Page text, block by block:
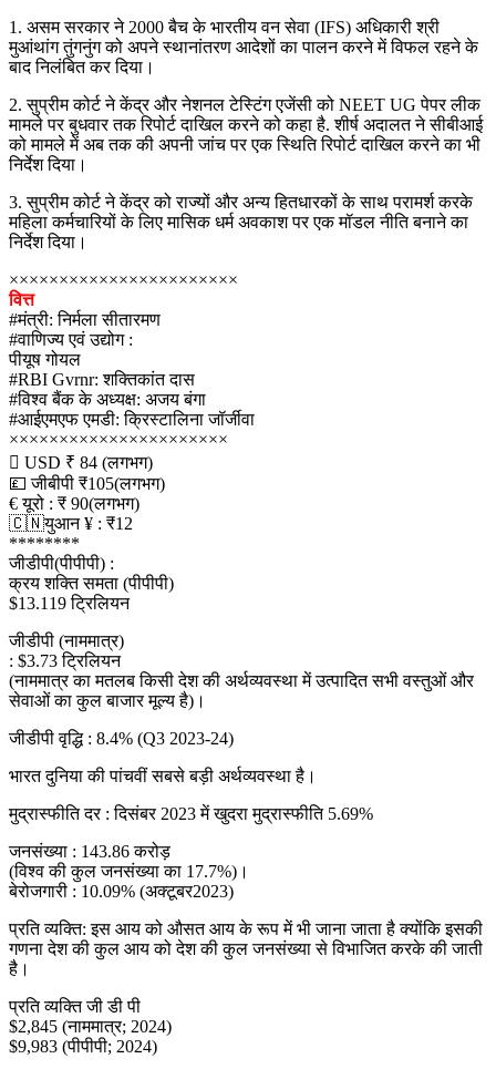
1. असम सरकार ने 2000 बैच के भारतीय वन सेवा (IFS) अधिकारी श्री
मुआंथांग तुंगनुंग को अपने स्थानांतरण आदेशों का पालन करने में विफल रहने के
बाद निलंबित कर दिया।
2. सुप्रीम कोर्ट ने केंद्र और नेशनल टेस्टिंग एजेंसी को NEET UG पेपर लीक
मामले पर बुधवार तक रिपोर्ट दाखिल करने को कहा है. शीर्ष अदालत ने सीबीआई
को मामले में अब तक की अपनी जांच पर एक स्थिति रिपोर्ट दाखिल करने का भी
निर्देश दिया।
3. सुप्रीम कोर्ट ने केंद्र को राज्यों और अन्य हितधारकों के साथ परामर्श करके
महिला कर्मचारियों के लिए मासिक धर्म अवकाश पर एक मॉडल नीति बनाने का
निर्देश दिया।
×××××××××××××××××××××××
वित्त
#मंत्री: निर्मला सीतारमण
#वाणिज्य एवं उद्योग :
पीयूष गोयल
#RBI Gvrnr: शक्तिकांत दास
#विश्व बैंक के अध्यक्ष: अजय बंगा
#आईएमएफ एमडी: क्रिस्टालिना जॉर्जीवा
××××××××××××××××××××××
 USD ₹ 84 (लगभग)
💷 जीबीपी ₹105(लगभग)
€ यूरो : ₹ 90(लगभग)
🇨🇳युआन ¥ : ₹12
********
जीडीपी(पीपीपी) :
क्रय शक्ति समता (पीपीपी)
$13.119 ट्रिलियन
जीडीपी (नाममात्र)
: $3.73 ट्रिलियन
(नाममात्र का मतलब किसी देश की अर्थव्यवस्था में उत्पादित सभी वस्तुओं और
सेवाओं का कुल बाजार मूल्य है)।
जीडीपी वृद्धि : 8.4% (Q3 2023-24)
भारत दुनिया की पांचवीं सबसे बड़ी अर्थव्यवस्था है।
मुद्रास्फीति दर : दिसंबर 2023 में खुदरा मुद्रास्फीति 5.69%
जनसंख्या : 143.86 करोड़
(विश्व की कुल जनसंख्या का 17.7%)।
बेरोजगारी : 10.09% (अक्टूबर2023)
प्रति व्यक्ति: इस आय को औसत आय के रूप में भी जाना जाता है क्योंकि इसकी
गणना देश की कुल आय को देश की कुल जनसंख्या से विभाजित करके की जाती
है।
प्रति व्यक्ति जी डी पी
$2,845 (नाममात्र; 2024)
$9,983 (पीपीपी; 2024)